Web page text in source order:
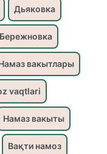
Дьяковка
Бережновка
вакытлары
vaqtlari
Намаз вакыты
Вақти намоз